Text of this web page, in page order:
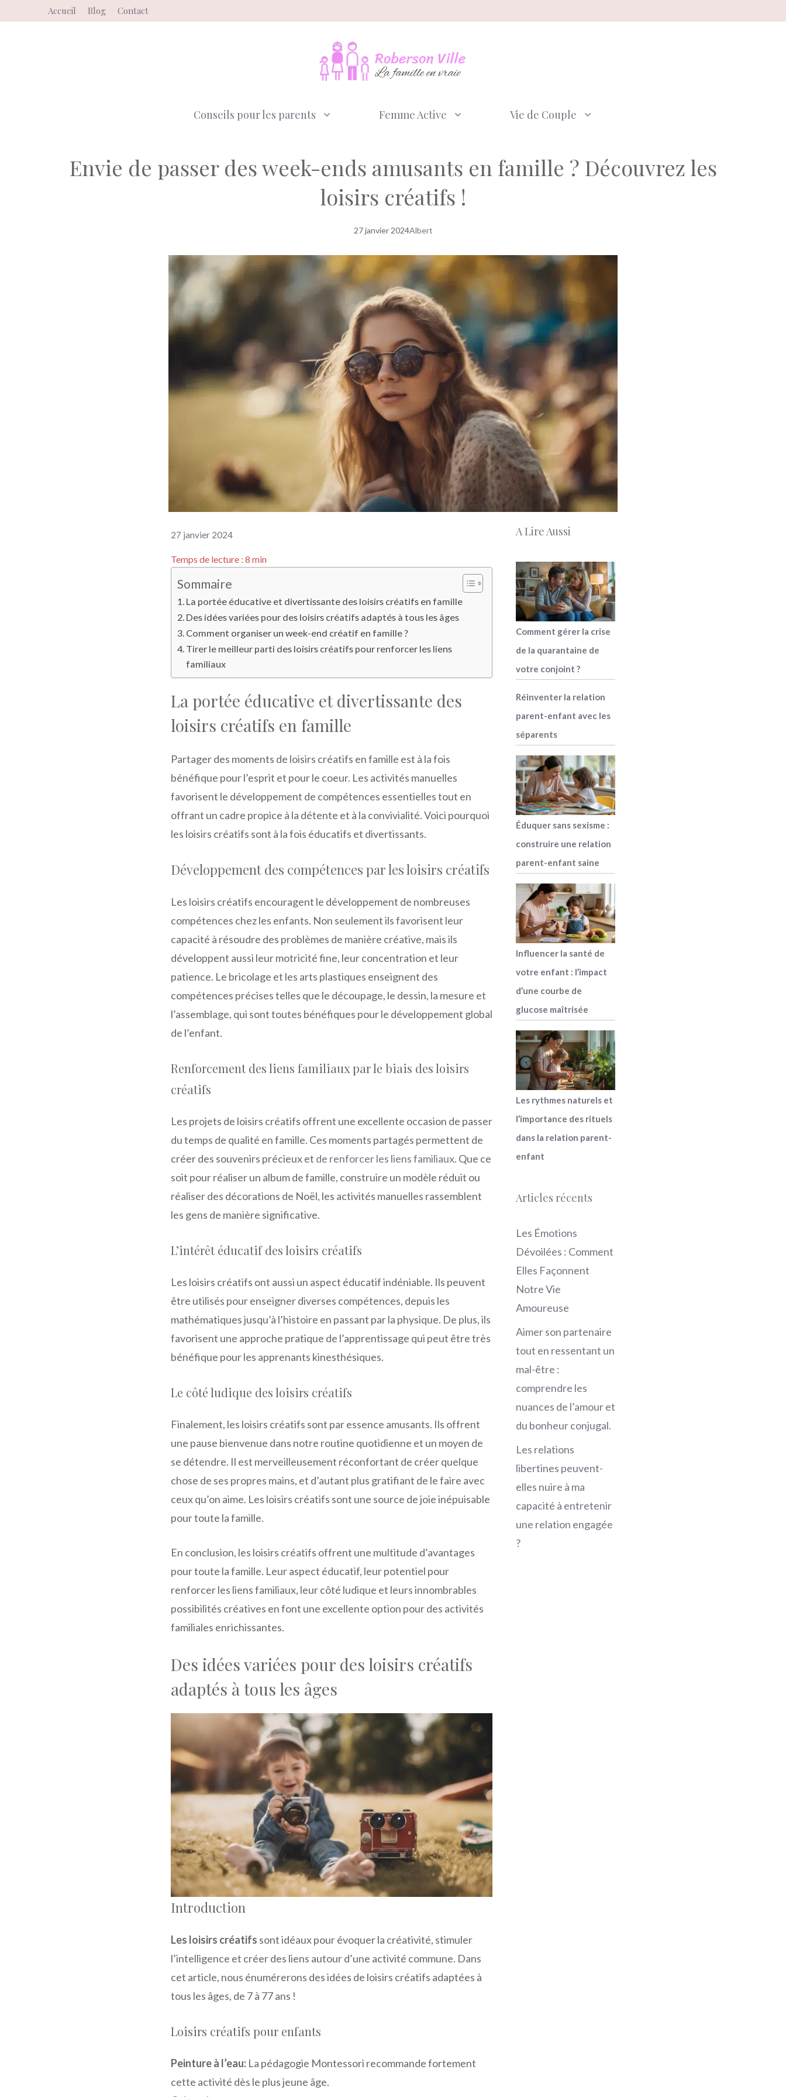
Accueil Blog Contact
Conseils pour les parents Femme Active Vie de Couple
Envie de passer des week-ends amusants en famille ? Découvrez les
loisirs créatifs !
27 janvier 2024Albert
27 janvier 2024
Temps de lecture : 8 min
Sommaire
La portée éducative et divertissante des loisirs créatifs en famille
Des idées variées pour des loisirs créatifs adaptés à tous les âges
Comment organiser un week-end créatif en famille ?
Tirer le meilleur parti des loisirs créatifs pour renforcer les liens
familiaux
La portée éducative et divertissante des
loisirs créatifs en famille
Partager des moments de loisirs créatifs en famille est à la fois
bénéfique pour l’esprit et pour le coeur. Les activités manuelles
favorisent le développement de compétences essentielles tout en
offrant un cadre propice à la détente et à la convivialité. Voici pourquoi
les loisirs créatifs sont à la fois éducatifs et divertissants.
Développement des compétences par les loisirs créatifs
Les loisirs créatifs encouragent le développement de nombreuses
compétences chez les enfants. Non seulement ils favorisent leur
capacité à résoudre des problèmes de manière créative, mais ils
développent aussi leur motricité fine, leur concentration et leur
patience. Le bricolage et les arts plastiques enseignent des
compétences précises telles que le découpage, le dessin, la mesure et
l’assemblage, qui sont toutes bénéfiques pour le développement global
de l’enfant.
Renforcement des liens familiaux par le biais des loisirs
créatifs
Les projets de loisirs créatifs offrent une excellente occasion de passer
du temps de qualité en famille. Ces moments partagés permettent de
créer des souvenirs précieux et de renforcer les liens familiaux. Que ce
soit pour réaliser un album de famille, construire un modèle réduit ou
réaliser des décorations de Noël, les activités manuelles rassemblent
les gens de manière significative.
L’intérêt éducatif des loisirs créatifs
Les loisirs créatifs ont aussi un aspect éducatif indéniable. Ils peuvent
être utilisés pour enseigner diverses compétences, depuis les
mathématiques jusqu’à l’histoire en passant par la physique. De plus, ils
favorisent une approche pratique de l’apprentissage qui peut être très
bénéfique pour les apprenants kinesthésiques.
Le côté ludique des loisirs créatifs
Finalement, les loisirs créatifs sont par essence amusants. Ils offrent
une pause bienvenue dans notre routine quotidienne et un moyen de
se détendre. Il est merveilleusement réconfortant de créer quelque
chose de ses propres mains, et d’autant plus gratifiant de le faire avec
ceux qu’on aime. Les loisirs créatifs sont une source de joie inépuisable
pour toute la famille.
En conclusion, les loisirs créatifs offrent une multitude d’avantages
pour toute la famille. Leur aspect éducatif, leur potentiel pour
renforcer les liens familiaux, leur côté ludique et leurs innombrables
possibilités créatives en font une excellente option pour des activités
familiales enrichissantes.
Des idées variées pour des loisirs créatifs
adaptés à tous les âges
Introduction
Les loisirs créatifs sont idéaux pour évoquer la créativité, stimuler
l’intelligence et créer des liens autour d’une activité commune. Dans
cet article, nous énumérerons des idées de loisirs créatifs adaptées à
tous les âges, de 7 à 77 ans !
Loisirs créatifs pour enfants
Peinture à l’eau: La pédagogie Montessori recommande fortement
cette activité dès le plus jeune âge.
A Lire Aussi
Comment gérer la crise
de la quarantaine de
votre conjoint ?
Réinventer la relation
parent-enfant avec les
séparents
Éduquer sans sexisme :
construire une relation
parent-enfant saine
Influencer la santé de
votre enfant : l’impact
d’une courbe de
glucose maîtrisée
Les rythmes naturels et
l’importance des rituels
dans la relation parent-
enfant
Articles récents
Les Émotions
Dévoilées : Comment
Elles Façonnent
Notre Vie
Amoureuse
Aimer son partenaire
tout en ressentant un
mal-être :
comprendre les
nuances de l’amour et
du bonheur conjugal.
Les relations
libertines peuvent-
elles nuire à ma
capacité à entretenir
une relation engagée
?